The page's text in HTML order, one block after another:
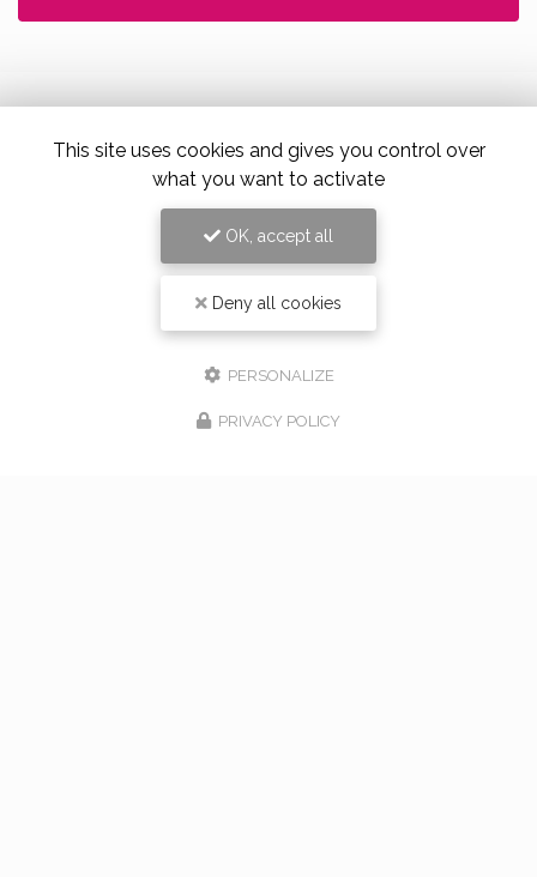
Alloin Fleurs, Vaugneray
17 Place du Marché, 69670 Vaugneray
Tel. 04 78 45 85 02
This site uses cookies and gives you control over
what you want to activate
OK, accept all
Deny all cookies
PERSONALIZE
PRIVACY POLICY